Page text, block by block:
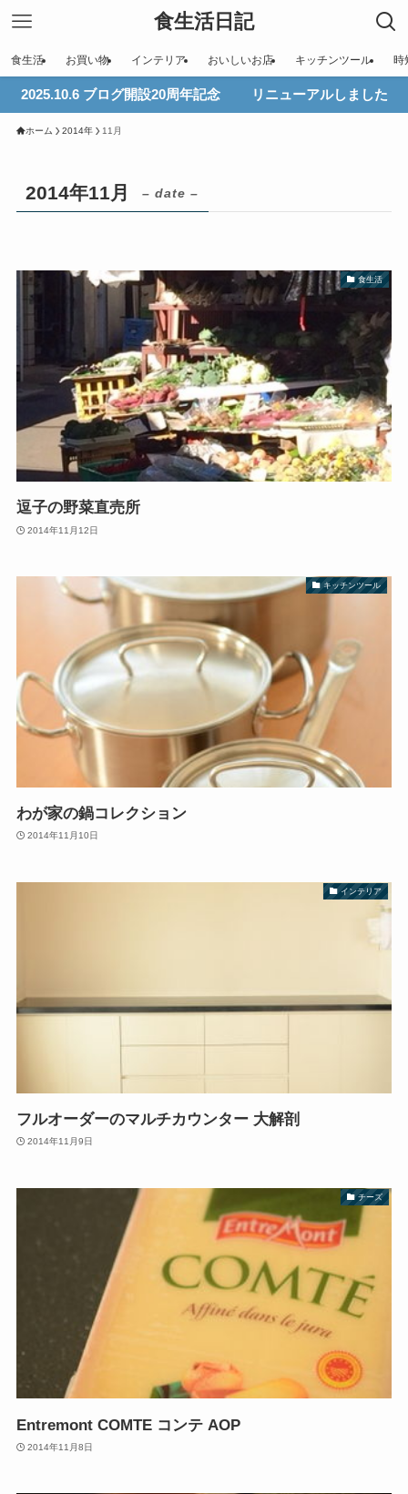
食生活日記
食生活 お買い物 インテリア おいしいお店 キッチンツール 時
2025.10.6 ブログ開設20周年記念 リニューアルしました
ホーム 2014年 11月
2014年11月 – date –
食生活
逗子の野菜直売所
2014年11月12日
キッチンツール
わが家の鍋コレクション
2014年11月10日
インテリア
フルオーダーのマルチカウンター 大解剖
2014年11月9日
チーズ
Entremont COMTE コンテ AOP
2014年11月8日